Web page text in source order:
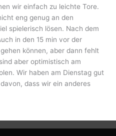
wir einfach zu leichte Tore.
eng genug an den
spielerisch lösen. Nach dem
in den 15 min vor der
können, aber dann fehlt
aber optimistisch am
Wir haben am Dienstag gut
dass wir ein anderes